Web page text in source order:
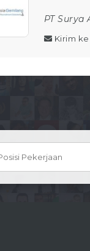
PT Surya
Kirim